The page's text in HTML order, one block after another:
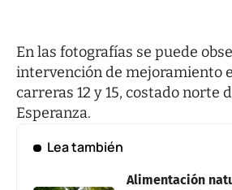
En las fotografías se puede
intervención de mejoramiento
carreras 12 y 15, costado norte
Esperanza.
Lea también
Alimentación